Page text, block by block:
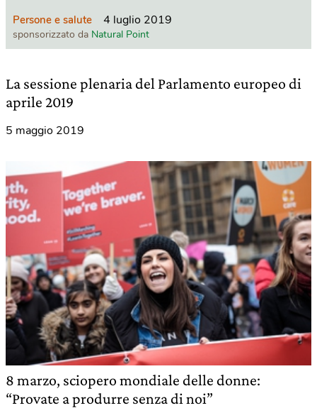
Persone e salute 4 luglio 2019
sponsorizzato da Natural Point
La sessione plenaria del Parlamento europeo di
aprile 2019
5 maggio 2019
8 marzo, sciopero mondiale delle donne:
“Provate a produrre senza di noi”